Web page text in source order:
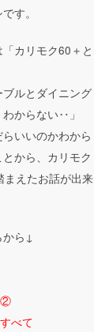
す。
カリモク60＋と
ブルとダイニング
からない‥」
らいいのかわから
から、カリモク
まえたお話が出来
から↓
②
べて